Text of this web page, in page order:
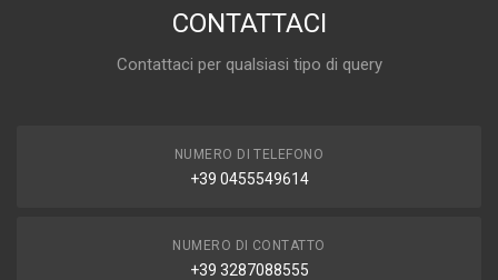
IN MAGAZZINO (1 DISPONIBILE/I)
VOLKSWAGEN Golf 3 Berlina (91>97)
CONTATTACI
Contattaci per qualsiasi tipo di query
NUMERO DI TELEFONO
+39 0455549614
NUMERO DI CONTATTO
+39 3287088555